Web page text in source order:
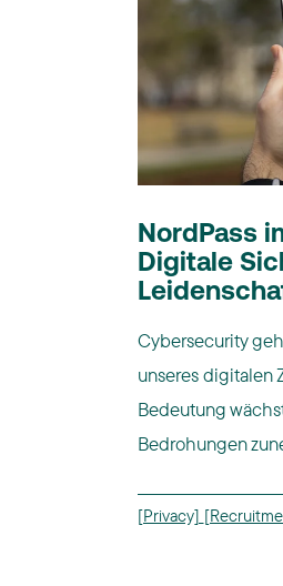
NordPass
Digitale
Cybersecurity
unseres digitalen
Bedeutung
Bedrohungen
[Privacy]